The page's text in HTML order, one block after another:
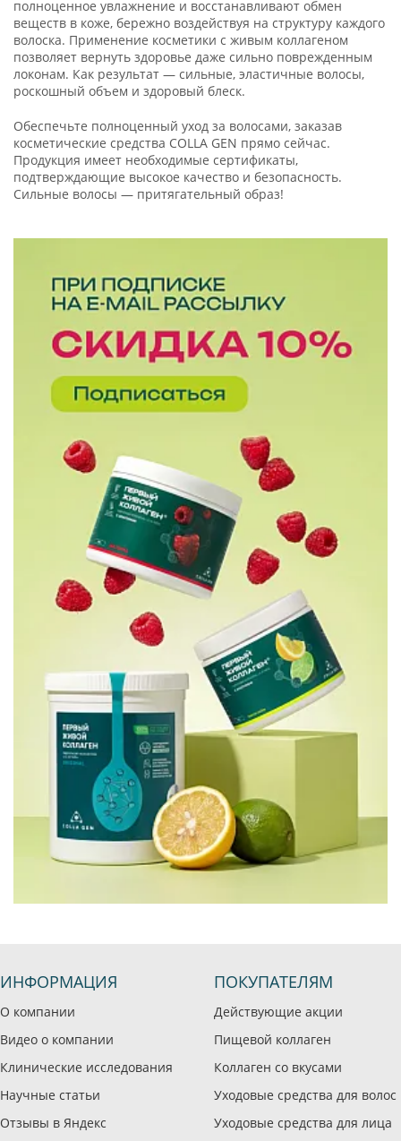
полноценное увлажнение и восстанавливают обмен
веществ в коже, бережно воздействуя на структуру каждого
волоска. Применение косметики с живым коллагеном
позволяет вернуть здоровье даже сильно поврежденным
локонам. Как результат — сильные, эластичные волосы,
роскошный объем и здоровый блеск.
Обеспечьте полноценный уход за волосами, заказав
косметические средства COLLA GEN прямо сейчас.
Продукция имеет необходимые сертификаты,
подтверждающие высокое качество и безопасность.
Сильные волосы — притягательный образ!
ИНФОРМАЦИЯ
О компании
Видео о компании
Клинические исследования
Научные статьи
Отзывы в Яндекс
ПОКУПАТЕЛЯМ
Действующие акции
Пищевой коллаген
Коллаген со вкусами
Уходовые средства для волос
Уходовые средства для лица